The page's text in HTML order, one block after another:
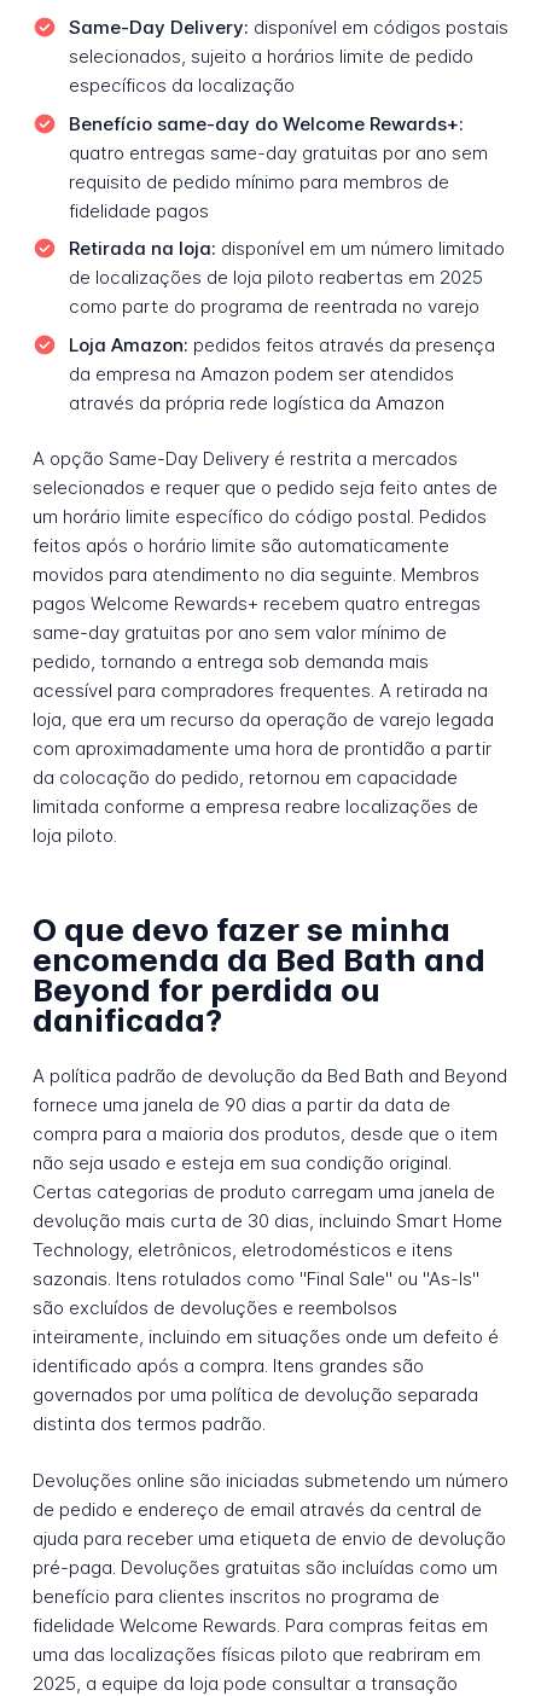
Same-Day Delivery: disponível em códigos postais
selecionados, sujeito a horários limite de pedido
específicos da localização
Benefício same-day do Welcome Rewards+:
quatro entregas same-day gratuitas por ano sem
requisito de pedido mínimo para membros de
fidelidade pagos
Retirada na loja: disponível em um número limitado
de localizações de loja piloto reabertas em 2025
como parte do programa de reentrada no varejo
Loja Amazon: pedidos feitos através da presença
da empresa na Amazon podem ser atendidos
através da própria rede logística da Amazon
A opção Same-Day Delivery é restrita a mercados
selecionados e requer que o pedido seja feito antes de
um horário limite específico do código postal. Pedidos
feitos após o horário limite são automaticamente
movidos para atendimento no dia seguinte. Membros
pagos Welcome Rewards+ recebem quatro entregas
same-day gratuitas por ano sem valor mínimo de
pedido, tornando a entrega sob demanda mais
acessível para compradores frequentes. A retirada na
loja, que era um recurso da operação de varejo legada
com aproximadamente uma hora de prontidão a partir
da colocação do pedido, retornou em capacidade
limitada conforme a empresa reabre localizações de
loja piloto.
O que devo fazer se minha
encomenda da Bed Bath and
Beyond for perdida ou
danificada?
A política padrão de devolução da Bed Bath and Beyond
fornece uma janela de 90 dias a partir da data de
compra para a maioria dos produtos, desde que o item
não seja usado e esteja em sua condição original.
Certas categorias de produto carregam uma janela de
devolução mais curta de 30 dias, incluindo Smart Home
Technology, eletrônicos, eletrodomésticos e itens
sazonais. Itens rotulados como "Final Sale" ou "As-Is"
são excluídos de devoluções e reembolsos
inteiramente, incluindo em situações onde um defeito é
identificado após a compra. Itens grandes são
governados por uma política de devolução separada
distinta dos termos padrão.
Devoluções online são iniciadas submetendo um número
de pedido e endereço de email através da central de
ajuda para receber uma etiqueta de envio de devolução
pré-paga. Devoluções gratuitas são incluídas como um
benefício para clientes inscritos no programa de
fidelidade Welcome Rewards. Para compras feitas em
uma das localizações físicas piloto que reabriram em
2025, a equipe da loja pode consultar a transação